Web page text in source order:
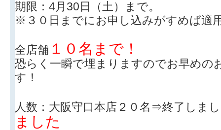
期限：4月30日（土）まで。
※３０日までにお申し込みがすめば適
全店舗 １０名まで！
恐らく一瞬で埋まりますのでお早めの
す！
人数：大阪守口本店２０名⇒終了しま
ました